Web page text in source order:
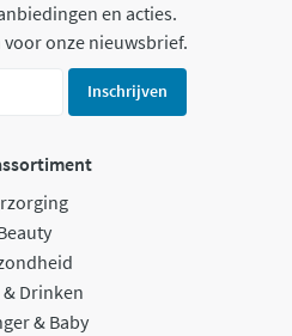
en acties.
onze nieuwsbrief.
Inschrijven
& Drinken
& Baby